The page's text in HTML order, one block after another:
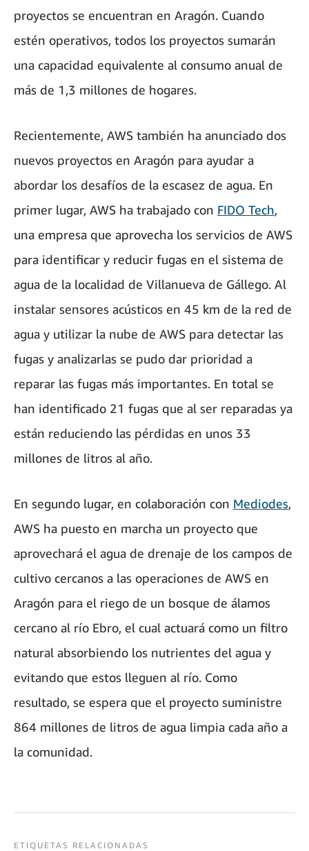
proyectos se encuentran en Aragón. Cuando
estén operativos, todos los proyectos sumarán
una capacidad equivalente al consumo anual de
más de 1,3 millones de hogares.
Recientemente, AWS también ha anunciado dos
nuevos proyectos en Aragón para ayudar a
abordar los desafíos de la escasez de agua. En
primer lugar, AWS ha trabajado con FIDO Tech,
una empresa que aprovecha los servicios de AWS
para identificar y reducir fugas en el sistema de
agua de la localidad de Villanueva de Gállego. Al
instalar sensores acústicos en 45 km de la red de
agua y utilizar la nube de AWS para detectar las
fugas y analizarlas se pudo dar prioridad a
reparar las fugas más importantes. En total se
han identificado 21 fugas que al ser reparadas ya
están reduciendo las pérdidas en unos 33
millones de litros al año.
En segundo lugar, en colaboración con Mediodes,
AWS ha puesto en marcha un proyecto que
aprovechará el agua de drenaje de los campos de
cultivo cercanos a las operaciones de AWS en
Aragón para el riego de un bosque de álamos
cercano al río Ebro, el cual actuará como un filtro
natural absorbiendo los nutrientes del agua y
evitando que estos lleguen al río. Como
resultado, se espera que el proyecto suministre
864 millones de litros de agua limpia cada año a
la comunidad.
ETIQUETAS RELACIONADAS